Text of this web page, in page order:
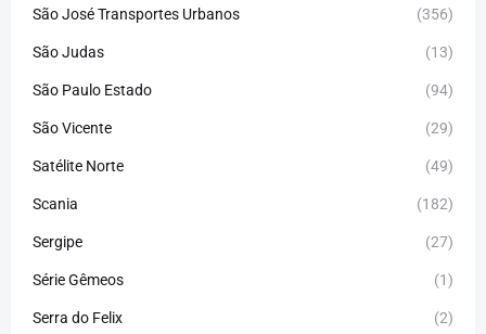
São José Transportes Urbanos (356)
São Judas (13)
São Paulo Estado (94)
São Vicente (29)
Satélite Norte (49)
Scania (182)
Sergipe (27)
Série Gêmeos (1)
Serra do Felix (2)